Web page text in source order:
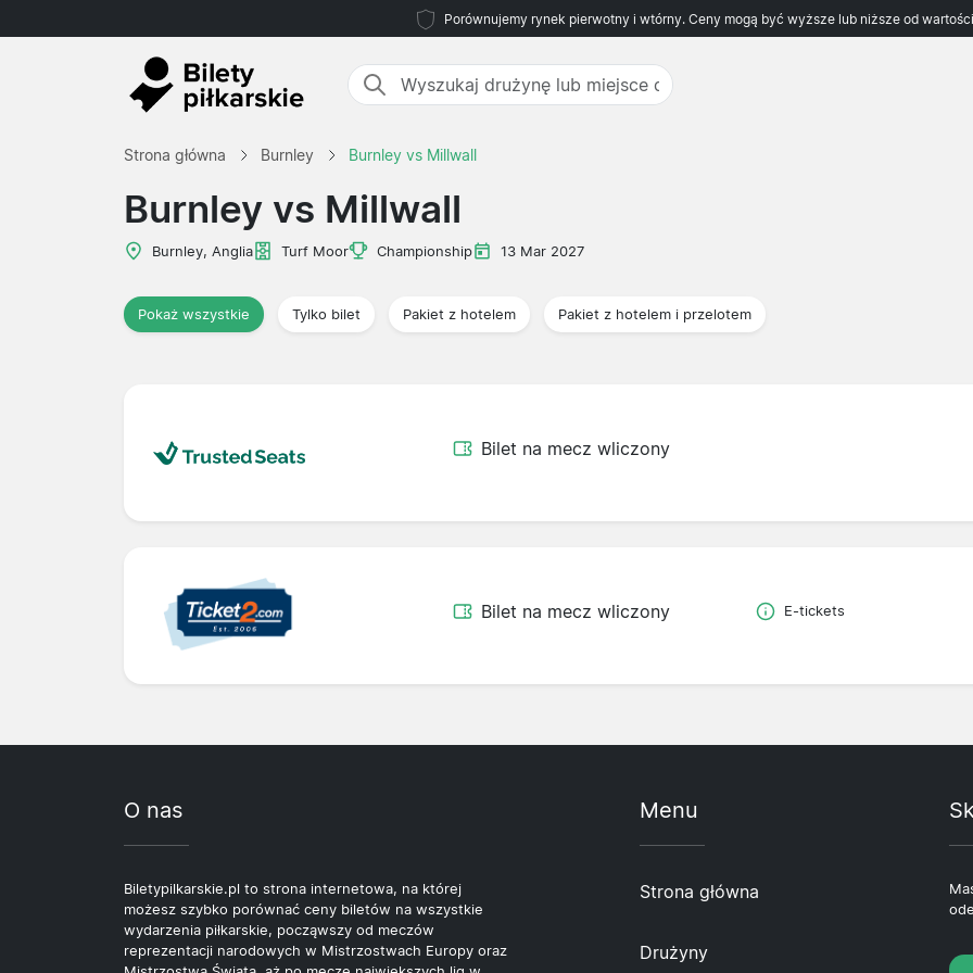
Porównujemy rynek pierwotny i wtórny. Ceny mogą być wyższe lub niższe od
Strona główna Burnley Burnley vs Millwall
Burnley vs Millwall
Burnley, Anglia Turf Moor Championship 13 Mar 2027
Pokaż wszystkie Tylko bilet Pakiet z hotelem Pakiet z hotelem i przelotem
Bilet na mecz wliczony
Bilet na mecz wliczony E-tickets
O nas
Biletypilkarskie.pl to strona internetowa, na której
możesz szybko porównać ceny biletów na wszystkie
wydarzenia piłkarskie, począwszy od meczów
reprezentacji narodowych w Mistrzostwach Europy oraz
Menu
Strona główna
Drużyny